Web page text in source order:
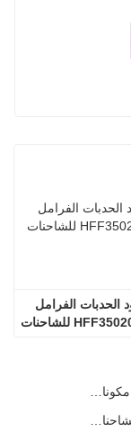
ساينوتراك تُطلق الجيل الجديد من مكونات الشاحنات الثقيلة: تعزيز الكفاءة والموثوقية للخدمات اللوجستية العالمية